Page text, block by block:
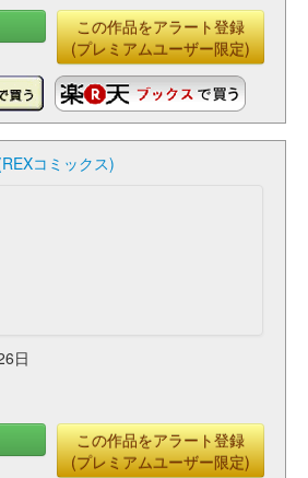
この作品をアラート登録
(プレミアムユーザー限定)
コミックス)
日
この作品をアラート登録
(プレミアムユーザー限定)